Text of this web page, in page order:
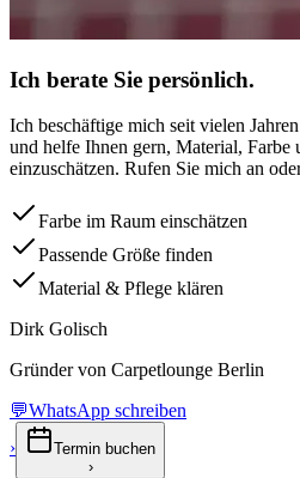
Ich berate Sie persönlich.
Ich beschäftige mich seit vielen
und helfe Ihnen gern, Material, Farbe
einzuschätzen. Rufen Sie mich an
Farbe im Raum einschätzen
Passende Größe finden
Material & Pflege klären
Dirk Golisch
Gründer von Carpetlounge Berlin
💬WhatsApp schreiben
›
Termin buchen
›